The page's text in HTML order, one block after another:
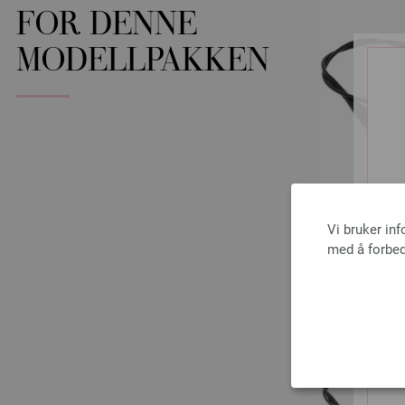
Vi bruker
med å
FOR DENNE
MODELLPAKKEN